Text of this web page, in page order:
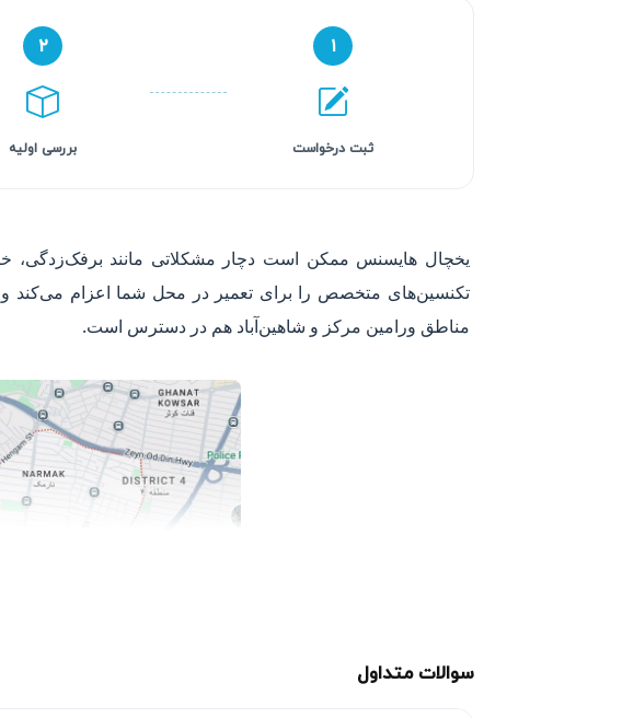
۱
ثبت درخواست
۲
بررسی اولیه
تکنسین‌های متخصص را برای تعمیر در محل شما اعزام می‌کند و
مناطق ورامین مرکز و شاهین‌آباد هم در دسترس است.
سوالات متداول